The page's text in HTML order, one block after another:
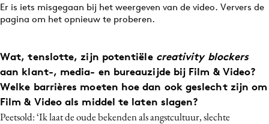
Er is iets misgegaan bij het weergeven van de video. Ververs de
pagina om het opnieuw te proberen.
Wat, tenslotte, zijn potentiële creativity blockers
aan klant-, media- en bureauzijde bij Film & Video?
Welke barrières moeten hoe dan ook geslecht zijn om
Film & Video als middel te laten slagen?
Peetsold: ‘Ik laat de oude bekenden als angstcultuur, slechte